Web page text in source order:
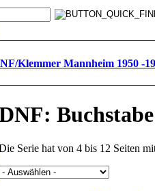
Klemmer Mannheim 1950 -
Serie hat von 4 bis 12 Seiten